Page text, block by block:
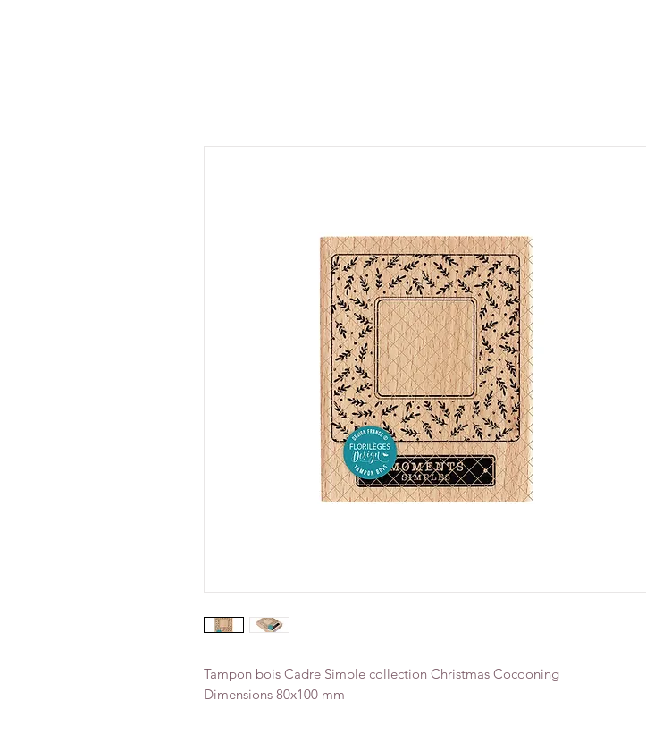
Tampon bois Cadre Simple collection Christmas Cocooning
Dimensions 80x100 mm